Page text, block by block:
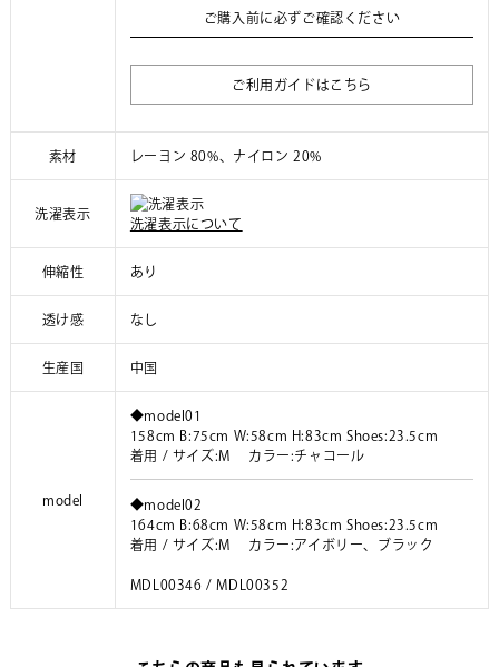
ご購入前に必ずご確認ください
ご利用ガイドはこちら
素材 レーヨン 80%、ナイロン 20%
洗濯表示
洗濯表示について
伸縮性 あり
透け感 なし
生産国 中国
model
◆model01
158cm B:75cm W:58cm H:83cm Shoes:23.5cm
着用 / サイズ:M カラー:チャコール
◆model02
164cm B:68cm W:58cm H:83cm Shoes:23.5cm
着用 / サイズ:M カラー:アイボリー、ブラック
MDL00346 / MDL00352